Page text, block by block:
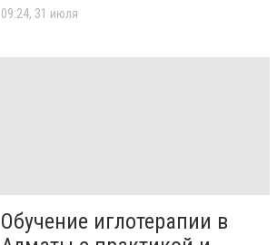
09:24, 31 июля
Обучение иглотерапии в